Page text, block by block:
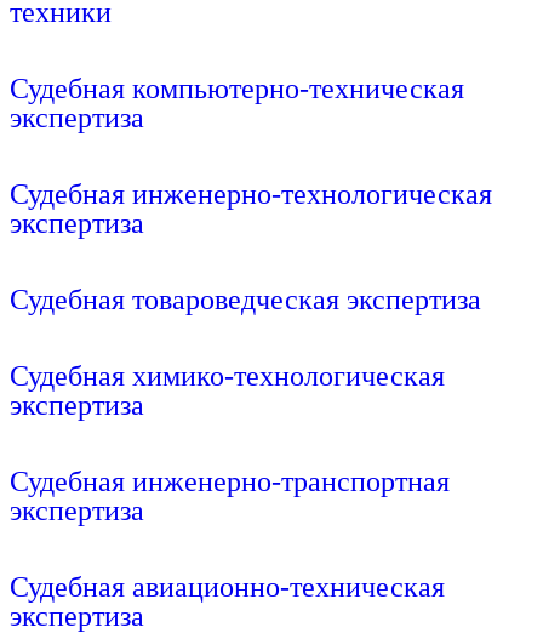
техники
Судебная компьютерно-техническая
экспертиза
Судебная инженерно-технологическая
экспертиза
Судебная товароведческая экспертиза
Судебная химико-технологическая
экспертиза
Судебная инженерно-транспортная
экспертиза
Судебная авиационно-техническая
экспертиза